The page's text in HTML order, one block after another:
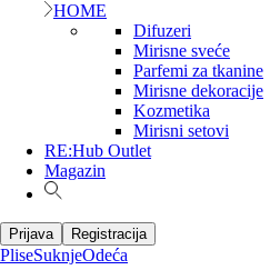
HOME
Difuzeri
Mirisne sveće
Parfemi za tkanine
Mirisne dekoracije
Kozmetika
Mirisni setovi
RE:Hub Outlet
Magazin
Prijava Registracija
PliseSuknjeOdeća